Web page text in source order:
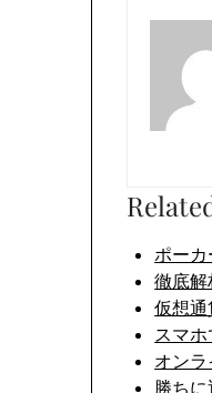
ポー
徹底解
仮想
スマ
オン
勝ち